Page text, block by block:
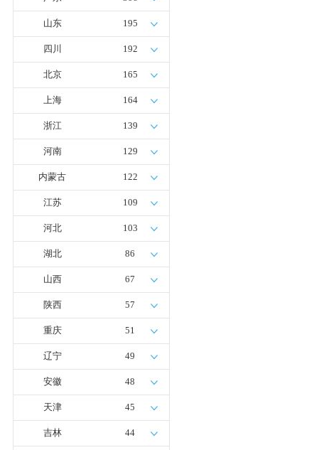
荷兰氢能产业联盟到访天德工业装
能产业发展举办交流会
山东 195
四川 192
北京 165
上海 164
浙江 139
河南 129
内蒙古 122
江苏 109
河北 103
湖北 86
山西 67
陕西 57
重庆 51
辽宁 49
安徽 48
天津 45
吉林 44